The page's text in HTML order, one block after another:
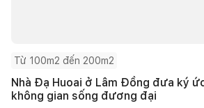
Từ 100m2 đến 200m2
Nhà Đạ Huoai ở Lâm Đồng đưa ký
không gian sống đương đại